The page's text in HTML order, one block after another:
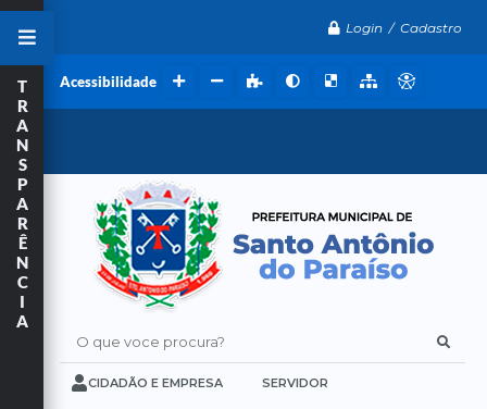
Login / Cadastro
Acessibilidade
O que voce procura?
CIDADÃO E EMPRESA SERVIDOR
T
R
A
N
S
P
A
R
Ê
N
C
I
A